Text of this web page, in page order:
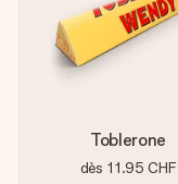
Toblerone
dès 11.95 CHF